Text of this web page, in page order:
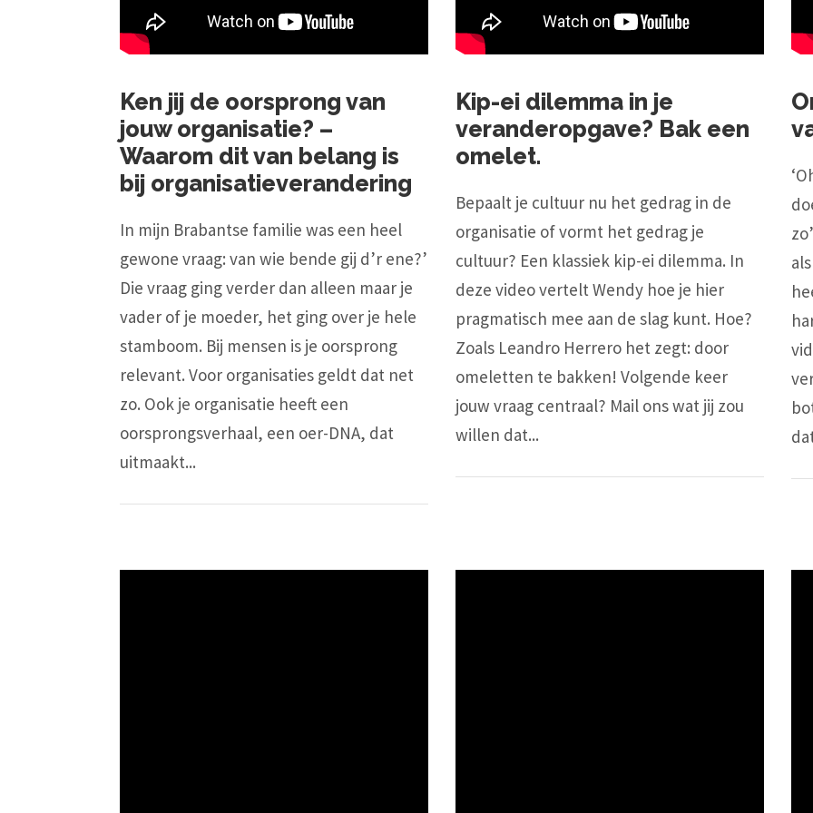
Ken jij de oorsprong van
jouw organisatie? –
Waarom dit van belang is
bij organisatieverandering
In mijn Brabantse familie was een heel
gewone vraag: van wie bende gij d’r ene?’
Die vraag ging verder dan alleen maar je
vader of je moeder, het ging over je hele
stamboom. Bij mensen is je oorsprong
relevant. Voor organisaties geldt dat net
zo. Ook je organisatie heeft een
oorsprongsverhaal, een oer-DNA, dat
uitmaakt...
Kip-ei dilemma in je
veranderopgave? Bak een
omelet.
Bepaalt je cultuur nu het gedrag in de
organisatie of vormt het gedrag je
cultuur? Een klassiek kip-ei dilemma. In
deze video vertelt Wendy hoe je hier
pragmatisch mee aan de slag kunt. Hoe?
Zoals Leandro Herrero het zegt: door
omeletten te bakken! Volgende keer
jouw vraag centraal? Mail ons wat jij zou
willen dat...